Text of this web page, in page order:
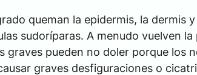
queman la epidermis, la dermis
sudoríparas. A menudo vuelven
graves pueden no doler porque los
graves desfiguraciones o